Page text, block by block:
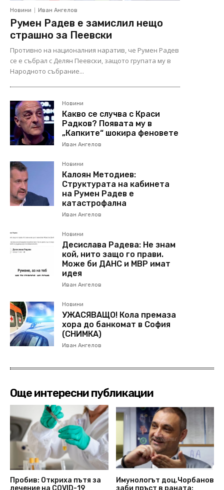
Новини Иван Ангелов
Румен Радев е замислил нещо
страшно за Пеевски
Противно на националния наратив, че Румен Радев
се е събрал с Делян Пеевски, защото групата му в
Народното събрание...
Новини
Какво се случва с Краси
Радков? Появата му в
„Капките“ шокира феновете
Иван Ангелов
Новини
Калоян Методиев:
Структурата на кабинета
на Румен Радев е
катастрофална
Иван Ангелов
Новини
Десислава Радева: Не знам
кой, нито защо го прави.
Може би ДАНС и МВР имат
идея
Иван Ангелов
Новини
УЖАСЯВАЩО! Кола премаза
хора до банкомат в София
(СНИМКА)
Иван Ангелов
Още интересни публикации
Пробив: Откриха пътя за
лечение на COVID-19
Имунологът доц.Чорбанов
заби пръст в раната: